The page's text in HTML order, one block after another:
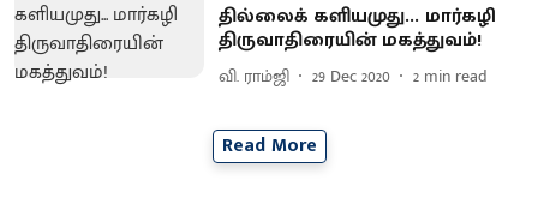
தில்லைக் களியமுது... மார்கழி
திருவாதிரையின் மகத்துவம்!
வி. ராம்ஜி 29 Dec 2020 2 min read
Read More